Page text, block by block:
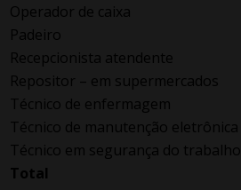
Operador de caixa
Padeiro
Recepcionista atendente
Repositor – em supermercados
Técnico de enfermagem
Técnico de manutenção eletrônica
Técnico em segurança do trabalho
Total